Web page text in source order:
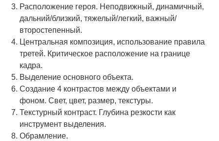
Расположение героя. Неподвижный, динамичный,
дальний/близкий, тяжелый/легкий, важный/
второстепенный.
Центральная композиция, использование правила
третей. Критическое расположение на границе
кадра.
Выделение основного объекта.
Создание 4 контрастов между объектами и
фоном. Свет, цвет, размер, текстуры.
Текстурный контраст. Глубина резкости как
инструмент выделения.
Обрамление.